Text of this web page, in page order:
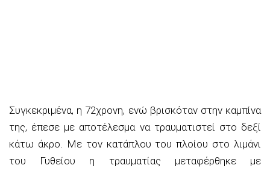
Συγκεκριμένα, η 72χρονη, ενώ βρισκόταν στην καμπίνα
της, έπεσε με αποτέλεσμα να τραυματιστεί στο δεξί
κάτω άκρο. Με τον κατάπλου του πλοίου στο λιμάνι
του Γυθείου η τραυματίας μεταφέρθηκε με